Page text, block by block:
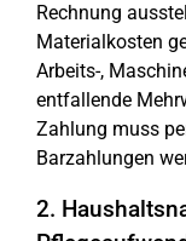
Rechnung
Materialkosten
Arbeits-,
entfallende
Zahlung muss
Barzahlungen
2.